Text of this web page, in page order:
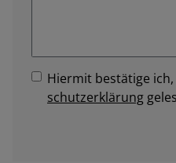
Hiermit bestätige
schutz­erklärung